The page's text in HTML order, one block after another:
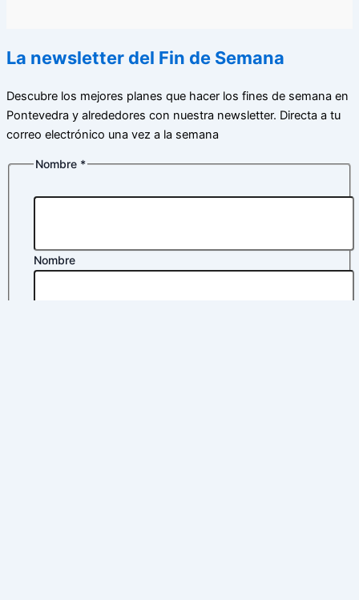
La newsletter del Fin de Semana
Descubre los mejores planes que hacer los fines de semana en
Pontevedra y alrededores con nuestra newsletter. Directa a tu
correo electrónico una vez a la semana
Nombre
Política
Nombre *
Nombre